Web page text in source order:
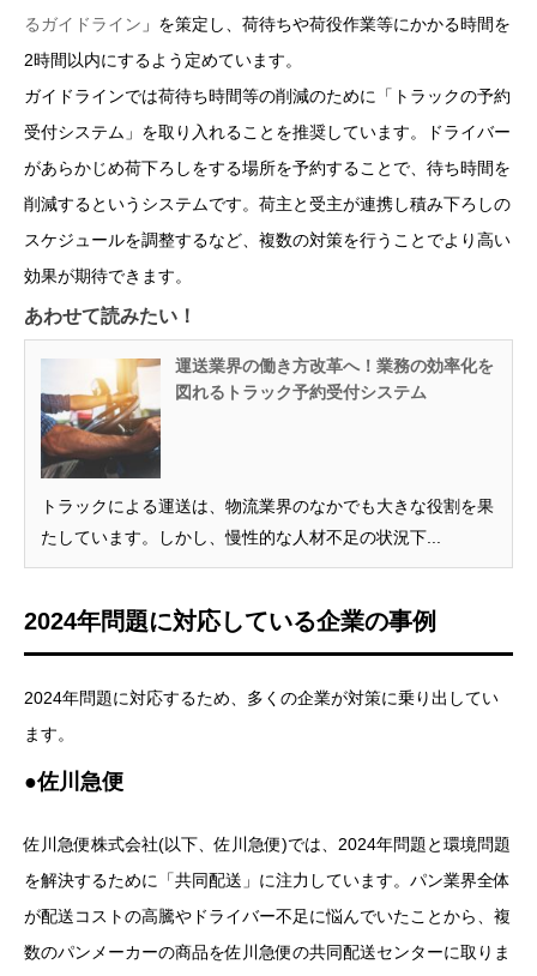
るガイドライン 」を策定し、荷待ちや荷役作業等にかかる時間を
2時間以内にするよう定めています。
ガイドラインでは荷待ち時間等の削減のために「トラックの予約
受付システム」を取り入れることを推奨しています。ドライバー
があらかじめ荷下ろしをする場所を予約することで、待ち時間を
削減するというシステムです。荷主と受主が連携し積み下ろしの
スケジュールを調整するなど、複数の対策を行うことでより高い
効果が期待できます。
あわせて読みたい！
運送業界の働き方改革へ！業務の効率化を
図れるトラック予約受付システム
トラックによる運送は、物流業界のなかでも大きな役割を果
たしています。しかし、慢性的な人材不足の状況下...
2024年問題に対応している企業の事例
2024年問題に対応するため、多くの企業が対策に乗り出してい
ます。
●佐川急便
佐川急便株式会社(以下、佐川急便)では、2024年問題と環境問題
を解決するために「共同配送」に注力しています。パン業界全体
が配送コストの高騰やドライバー不足に悩んでいたことから、複
数のパンメーカーの商品を佐川急便の共同配送センターに取りま